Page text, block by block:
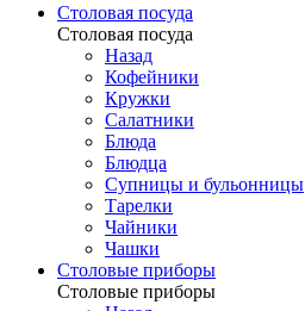
Столовая посуда
Столовая посуда
Назад
Кофейники
Кружки
Салатники
Блюда
Блюдца
Супницы и бульонницы
Тарелки
Чайники
Чашки
Cтоловые приборы
Cтоловые приборы